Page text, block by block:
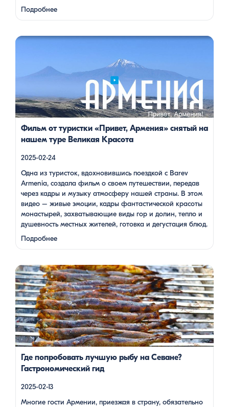
веществами.
Лорийской области Степанаванский дендропарк, также
Подробнее
Одна из туристок, вдохновившись поездкой с Barev Armenia,
музыку атмосферу нашей страны. В этом видео – живые
эмоции, кадры фантастической красоты монастырей,
захватывающие виды гор и долин, тепло и душевность
местных жителей, готовка и дегустация блюд. Путешествие
под завораживающие мелодии дудука Дживана Гаспаряна
стало настоящим погружением […]
Фильм от туристки «Привет, Армения» снятый на
нашем туре Великая Красота
2025-02-24
Одна из туристок, вдохновившись поездкой с Barev
Armenia, создала фильм о своем путешествии, передав
через кадры и музыку атмосферу нашей страны. В этом
видео – живые эмоции, кадры фантастической красоты
монастырей, захватывающие виды гор и долин, тепло и
душевность местных жителей, готовка и дегустация блюд.
Путешествие под завораживающие мелодии дудука
Дживана Гаспаряна стало настоящим погружением …
Подробнее
Многие гости Армении, приезжая в страну, обязательно
включают в свою программу поездку на Севан. Этот
маршрут — один из самых популярных: свежий горный
воздух, величественные пейзажи, древние храмы и, конечно
же, местная кухня. На Севане можно посетить Севанаванк
— знаменитый монастырь IX века, расположенный на
полуострове, а также Айраванк, который менее известен, но
не менее […]
Где попробовать лучшую рыбу на Севане?
Гастрономический гид
2025-02-13
Многие гости Армении, приезжая в страну, обязательно